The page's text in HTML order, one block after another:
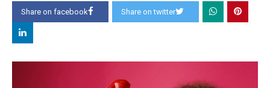
Share on facebook Share on twitter